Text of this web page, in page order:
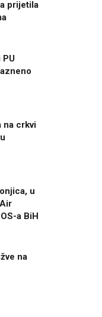
prijetila
na crkvi
u
a BiH
na